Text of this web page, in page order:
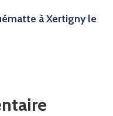
à Xertigny le